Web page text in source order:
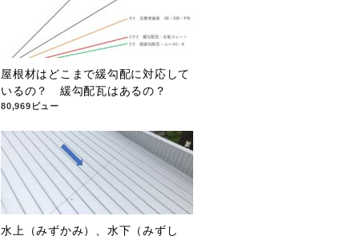
屋根材はどこまで緩勾配に対応して
いるの？ 緩勾配瓦はあるの？
80,969ビュー
水上（みずかみ）、水下（みずし